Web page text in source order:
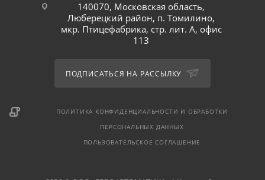
140070, Московская область,
Люберецкий район, п. Томилино,
мкр. Птицефабрика, стр. лит. А, офис
113
ПОДПИСАТЬСЯ НА РАССЫЛКУ
ПОЛИТИКА КОНФИДЕНЦИАЛЬНОСТИ И ОБРАБОТКИ
ПЕРСОНАЛЬНЫХ ДАННЫХ
ПОЛЬЗОВАТЕЛЬСКОЕ СОГЛАШЕНИЕ